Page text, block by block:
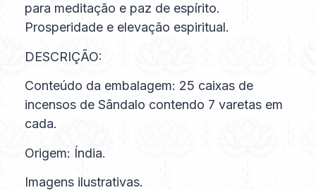
para meditação e paz de espírito.
Prosperidade e elevação espiritual.
DESCRIÇÃO:
Conteúdo da embalagem: 25 caixas de
incensos de Sândalo contendo 7 varetas em
cada.
Origem: Índia.
Imagens ilustrativas.